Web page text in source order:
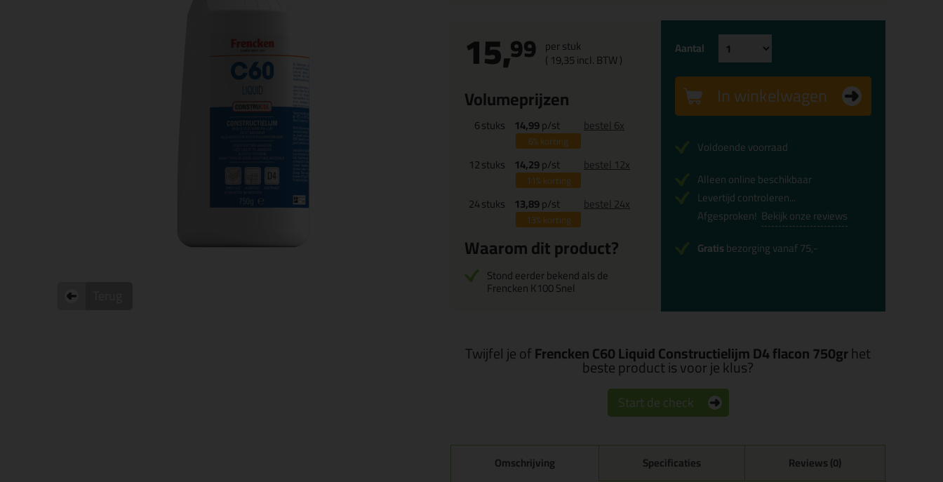
15,99 per stuk
( 19,35incl. BTW )
Volumeprijzen
6stuks 14,99p/st
6%korting
bestel 6x
12stuks 14,29p/st
11%korting
bestel 12x
24stuks 13,89p/st
13%korting
bestel 24x
Waarom dit product?
Stond eerder bekend als de
Frencken K100 Snel
Aantal
In winkelwagen
Voldoende voorraad
Alleen online beschikbaar
Levertijd controleren...
Afgesproken! Bekijk onze reviews
Gratisbezorging vanaf 75,-
Twijfel je ofFrencken C60 Liquid Constructielijm D4 flacon 750grhet
beste product is voor je klus?
Start de check
Omschrijving Specificaties Reviews (0)